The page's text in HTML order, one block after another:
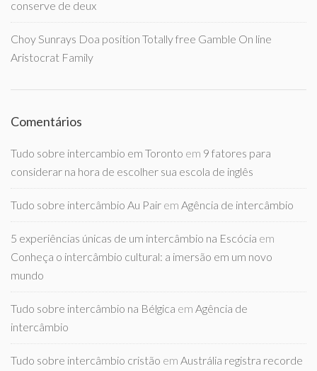
conserve de deux
Choy Sunrays Doa position Totally free Gamble On line
Aristocrat Family
Comentários
Tudo sobre intercambio em Toronto em 9 fatores para
considerar na hora de escolher sua escola de inglês
Tudo sobre intercâmbio Au Pair em Agência de intercâmbio
5 experiências únicas de um intercâmbio na Escócia em
Conheça o intercâmbio cultural: a imersão em um novo
mundo
Tudo sobre intercâmbio na Bélgica em Agência de
intercâmbio
Tudo sobre intercâmbio cristão em Austrália registra recorde